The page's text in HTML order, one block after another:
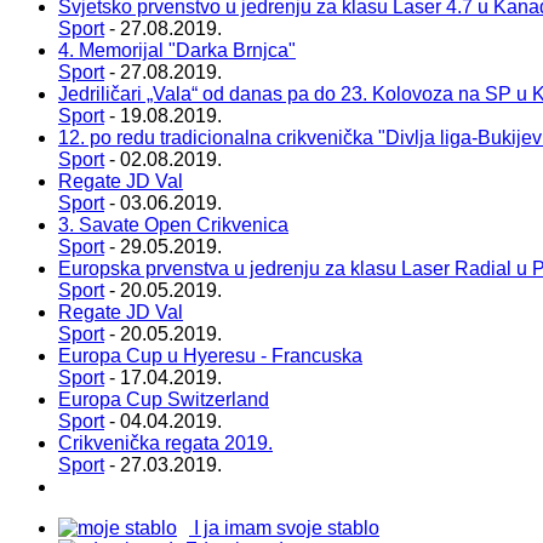
Svjetsko prvenstvo u jedrenju za klasu Laser 4.7 u
Sport- 27.08.2019.
4. Memorijal "Darka Brnjca"
Sport- 27.08.2019.
Jedriličari „Vala“ od danas pa do 23. Kolovoza na SP u
Sport- 19.08.2019.
12. po redu tradicionalna crikvenička "Divlja liga-Bukijev
Sport- 02.08.2019.
Regate JD Val
Sport- 03.06.2019.
3. Savate Open Crikvenica
Sport- 29.05.2019.
Europska prvenstva u jedrenju za klasu Laser Radial u
Sport- 20.05.2019.
Regate JD Val
Sport- 20.05.2019.
Europa Cup u Hyeresu - Francuska
Sport- 17.04.2019.
Europa Cup Switzerland
Sport- 04.04.2019.
Crikvenička regata 2019.
Sport- 27.03.2019.
I ja imam svoje stablo